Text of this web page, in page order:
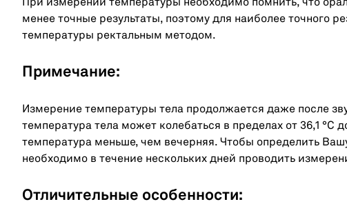
При измерении температуры необходимо помнить, что
менее точные результаты, поэтому для наиболее точного
температуры ректальным методом.
Примечание:
Измерение температуры тела продолжается даже после
температура тела может колебаться в пределах от 36,1 °С
температура меньше, чем вечерняя. Чтобы определить
необходимо в течение нескольких дней проводить
Отличительные особенности: